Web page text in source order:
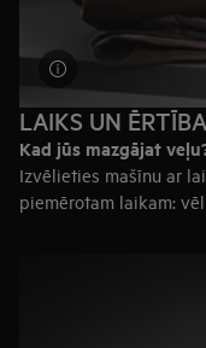
LAIKS UN
Kad jūs mazgājat
Izvēlieties mašīnu ar
piemērotam laikam:
Vai vēlaties attālināti
Veļas mazgājamās
bijusi vienkāršāka.